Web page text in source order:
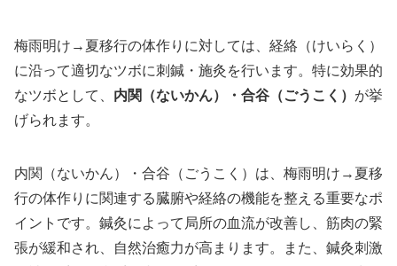
梅雨明け→夏移行の体作りに対しては、経絡（けいらく）
に沿って適切なツボに刺鍼・施灸を行います。特に効果的
なツボとして、 内関（ないかん）・合谷（ごうこく） が挙
げられます。
内関（ないかん）・合谷（ごうこく）は、梅雨明け→夏移
行の体作りに関連する臓腑や経絡の機能を整える重要なポ
イントです。鍼灸によって局所の血流が改善し、筋肉の緊
張が緩和され、自然治癒力が高まります。また、鍼灸刺激